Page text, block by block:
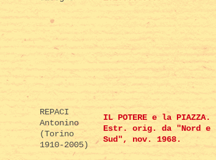
REPACI
Antonino
(Torino
1910-2005)
IL POTERE e la PIAZZA.
Estr. orig. da "Nord e
Sud", nov. 1968.